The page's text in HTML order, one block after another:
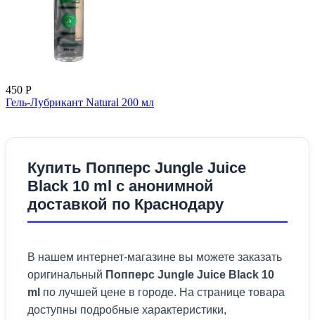
450 Р
Гель-Лубрикант Natural 200 мл
Купить Попперс Jungle Juice
Black 10 ml с анонимной
доставкой по Краснодару
В нашем интернет-магазине вы можете заказать
оригинальный Попперс Jungle Juice Black 10
ml по лучшей цене в городе. На странице товара
доступны подробные характеристики,